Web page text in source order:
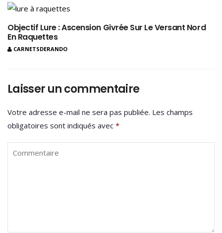
Objectif Lure : Ascension Givrée Sur Le Versant Nord
En Raquettes
CARNETSDERANDO
Laisser un commentaire
Votre adresse e-mail ne sera pas publiée. Les champs
obligatoires sont indiqués avec *